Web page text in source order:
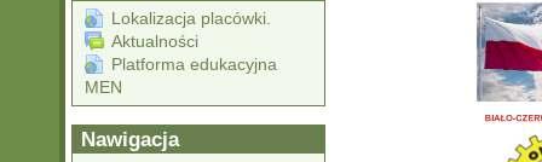
Lokalizacja placówki.
Aktualności
Platforma edukacyjna
MEN
Nawigacja